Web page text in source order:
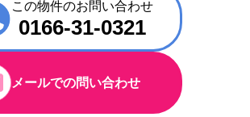
この物件のお問い合わせ
0166-31-0321
メールでの問い合わせ